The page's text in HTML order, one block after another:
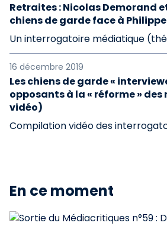
Retraites : Nicolas Demorand
chiens de garde face à
Un interrogatoire médiatique
16 décembre 2019
Les chiens de garde «
opposants à la « réforme »
vidéo)
Compilation vidéo des
En ce moment